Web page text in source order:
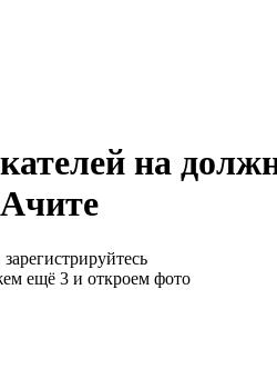
на
ещё 3 и откроем фото